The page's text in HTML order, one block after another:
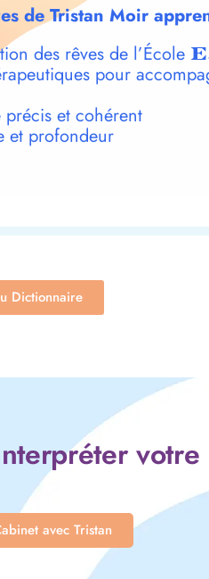
de Tristan Moir
des rêves de l’École
pour
et cohérent
et profondeur
Dictionnaire
avec Tristan